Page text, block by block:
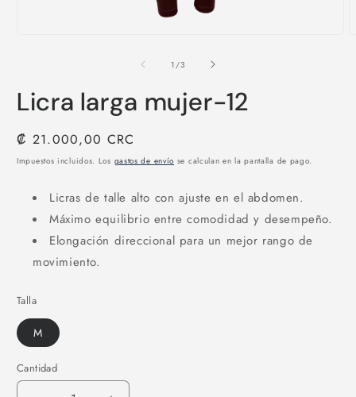
una
ventana
1 /de
3
Licra larga mujer-12
Precio
habitual
₡ 21.000,00 CRC
Impuestos incluidos. Los gastos de envío se calculan en la pantalla de pago.
Licras de talle alto con ajuste en el abdomen.
Máximo equilibrio entre comodidad y desempeño.
Elongación direccional para un mejor rango de
movimiento.
Talla
M
Cantidad
Cantidad